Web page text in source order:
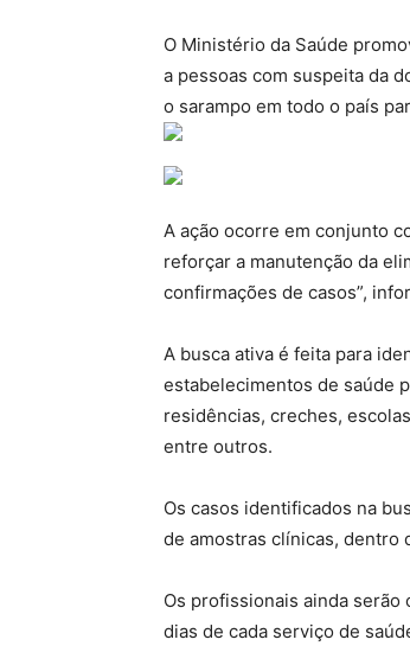
O Ministério da Saúde
a pessoas com suspeita da
o sarampo em todo o país
A ação ocorre em conjunto
reforçar a manutenção da
confirmações de casos”,
A busca ativa é feita para
estabelecimentos de saúde
residências, creches,
entre outros.
Os casos identificados na
de amostras clínicas, dentro
Os profissionais ainda
dias de cada serviço de